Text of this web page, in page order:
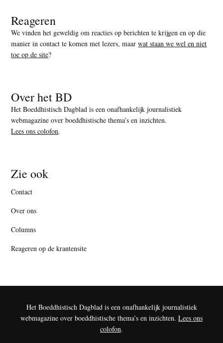
Reageren
We vinden het geweldig om reacties op berichten te krijgen en op die
manier in contact te komen met lezers, maarwat staan we wel en niet
toe op de site?
Over het BD
Het Boeddhistisch Dagblad is een onafhankelijk journalistiek
webmagazine over boeddhistische thema’s en inzichten.
Lees ons colofon.
Zie ook
Contact
Over ons
Columns
Reageren op de krantensite
Het Boeddhistisch Dagblad is een onafhankelijk journalistiek
webmagazine over boeddhistische thema’s en inzichten. Lees ons
colofon.